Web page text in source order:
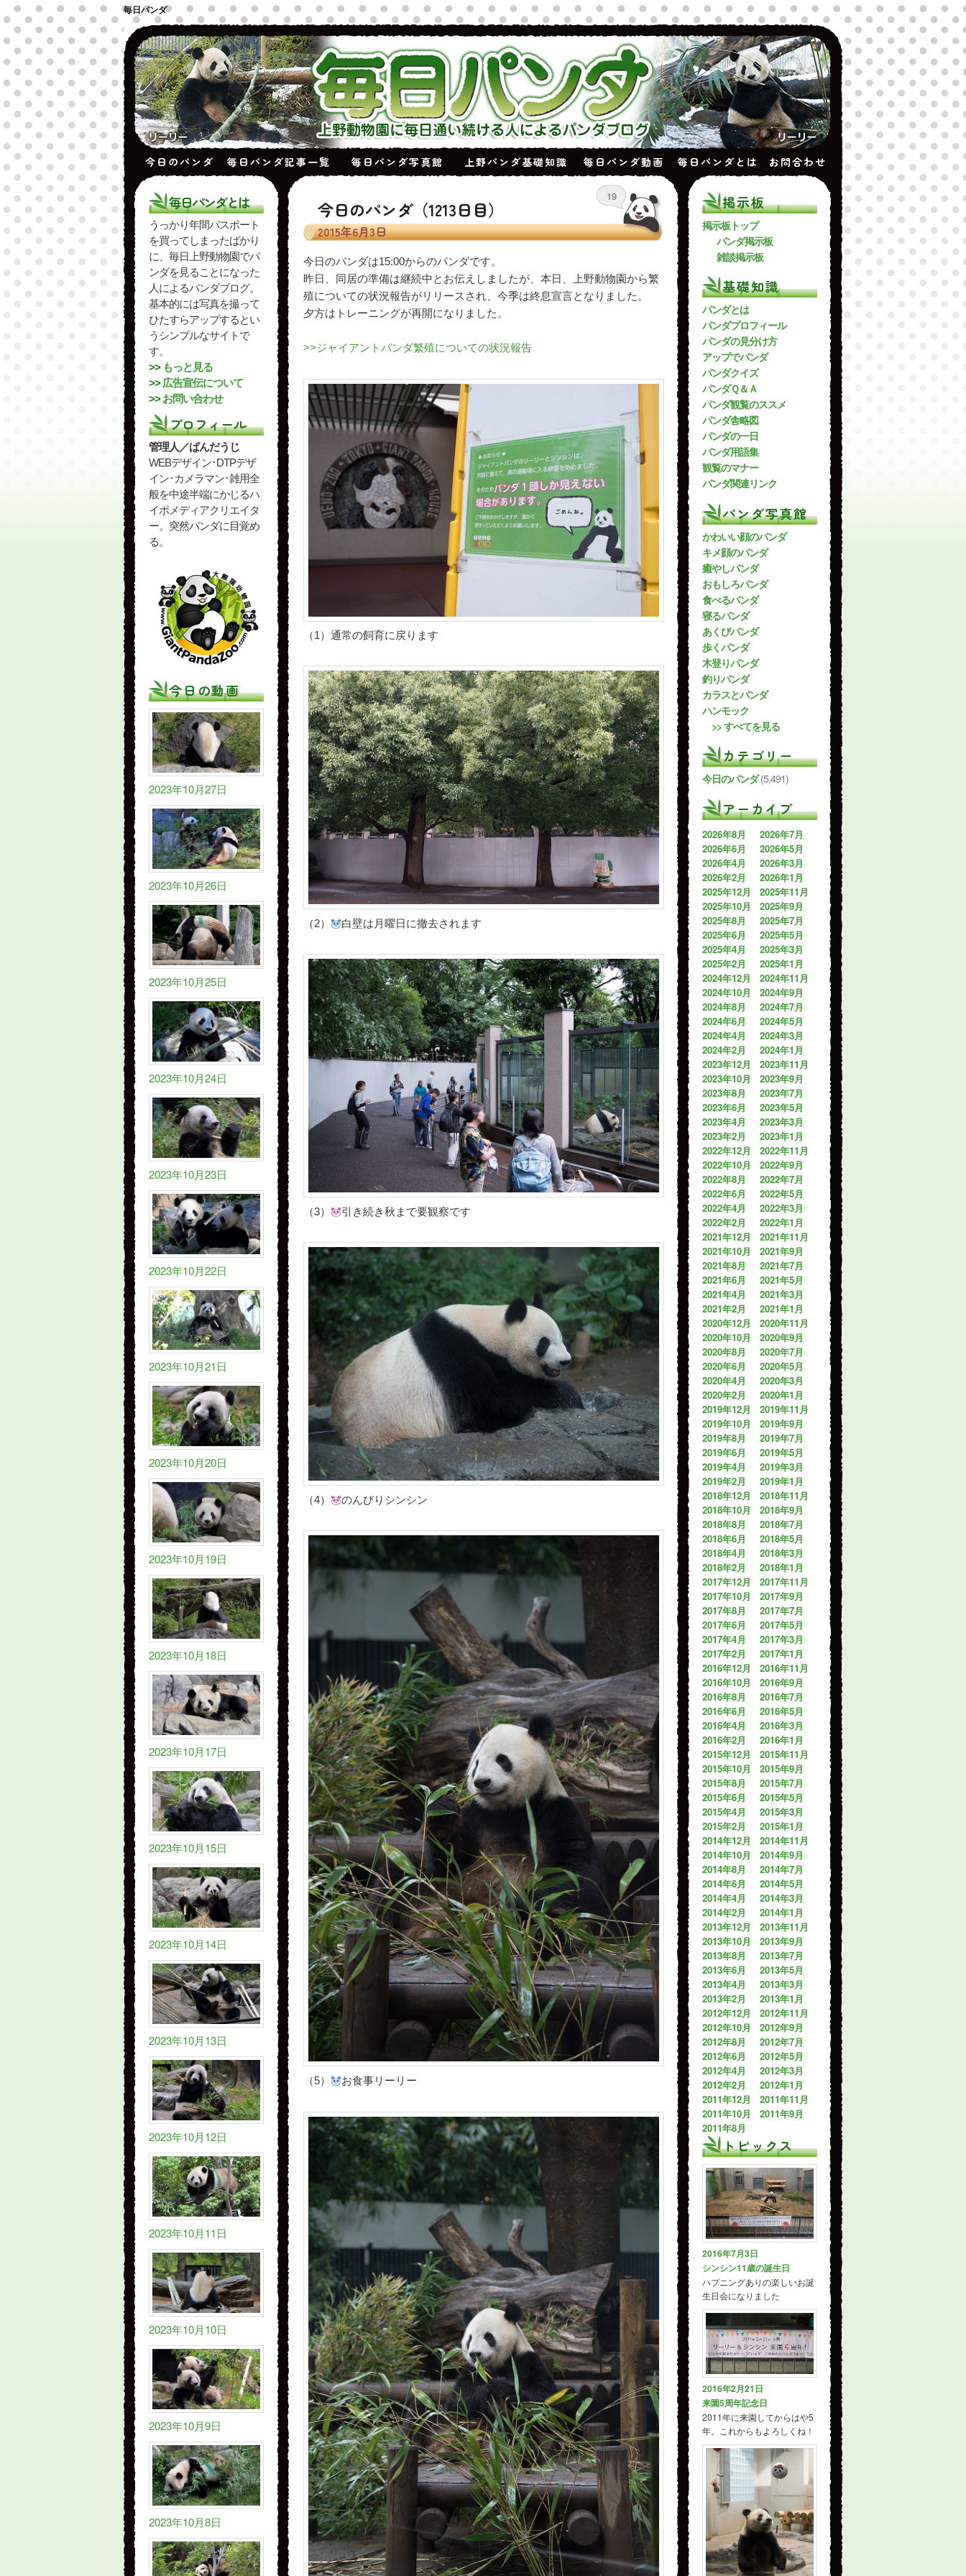
毎日パンダ
今日のパンダ 毎日パンダ記事一覧 毎日パンダ写真館 上野パンダ基礎知識 毎日パンダ動画 毎日パンダとは お問合わせ
毎日パンダとは
うっかり年間パスポート
を買ってしまったばかり
に、毎日上野動物園でパ
ンダを見ることになった
人によるパンダブログ。
基本的には写真を撮って
ひたすらアップするとい
うシンプルなサイトで
す。
>> もっと見る
>>広告宣伝について
>>お問い合わせ
プロフィール
管理人／ぱんだうじ
WEBデザイン･DTPデザ
イン･カメラマン･雑用全
般を中途半端にかじるハ
イポメディアクリエイタ
ー。突然パンダに目覚め
る。
今日の動画
2023年10月27日
2023年10月26日
2023年10月25日
2023年10月24日
2023年10月23日
2023年10月22日
2023年10月21日
2023年10月20日
2023年10月19日
2023年10月18日
2023年10月17日
2023年10月15日
2023年10月14日
2023年10月13日
2023年10月12日
2023年10月11日
2023年10月10日
2023年10月9日
2023年10月8日
今日のパンダ（1213日目）
2015年6月3日
19
今日のパンダは15:00からのパンダです。
昨日、同居の準備は継続中とお伝えしましたが、本日、上野動物園から繁
殖についての状況報告がリリースされ、今季は終息宣言となりました。
夕方はトレーニングが再開になりました。
>>ジャイアントパンダ繁殖についての状況報告
（1）通常の飼育に戻ります
（2） 白壁は月曜日に撤去されます
（3） 引き続き秋まで要観察です
（4） のんびりシンシン
（5） お食事リーリー
掲示板
掲示板トップ
パンダ掲示板
雑談掲示板
基礎知識
パンダとは
パンダプロフィール
パンダの見分け方
アップでパンダ
パンダクイズ
パンダＱ＆Ａ
パンダ観覧のススメ
パンダ舎略図
パンダの一日
パンダ用語集
観覧のマナー
パンダ関連リンク
パンダ写真館
かわいい顔のパンダ
キメ顔のパンダ
癒やしパンダ
おもしろパンダ
食べるパンダ
寝るパンダ
あくびパンダ
歩くパンダ
木登りパンダ
釣りパンダ
カラスとパンダ
ハンモック
>> すべてを見る
カテゴリー
今日のパンダ(5,491)
アーカイブ
2026年8月
2026年7月
2026年6月
2026年5月
2026年4月
2026年3月
2026年2月
2026年1月
2025年12月
2025年11月
2025年10月
2025年9月
2025年8月
2025年7月
2025年6月
2025年5月
2025年4月
2025年3月
2025年2月
2025年1月
2024年12月
2024年11月
2024年10月
2024年9月
2024年8月
2024年7月
2024年6月
2024年5月
2024年4月
2024年3月
2024年2月
2024年1月
2023年12月
2023年11月
2023年10月
2023年9月
2023年8月
2023年7月
2023年6月
2023年5月
2023年4月
2023年3月
2023年2月
2023年1月
2022年12月
2022年11月
2022年10月
2022年9月
2022年8月
2022年7月
2022年6月
2022年5月
2022年4月
2022年3月
2022年2月
2022年1月
2021年12月
2021年11月
2021年10月
2021年9月
2021年8月
2021年7月
2021年6月
2021年5月
2021年4月
2021年3月
2021年2月
2021年1月
2020年12月
2020年11月
2020年10月
2020年9月
2020年8月
2020年7月
2020年6月
2020年5月
2020年4月
2020年3月
2020年2月
2020年1月
2019年12月
2019年11月
2019年10月
2019年9月
2019年8月
2019年7月
2019年6月
2019年5月
2019年4月
2019年3月
2019年2月
2019年1月
2018年12月
2018年11月
2018年10月
2018年9月
2018年8月
2018年7月
2018年6月
2018年5月
2018年4月
2018年3月
2018年2月
2018年1月
2017年12月
2017年11月
2017年10月
2017年9月
2017年8月
2017年7月
2017年6月
2017年5月
2017年4月
2017年3月
2017年2月
2017年1月
2016年12月
2016年11月
2016年10月
2016年9月
2016年8月
2016年7月
2016年6月
2016年5月
2016年4月
2016年3月
2016年2月
2016年1月
2015年12月
2015年11月
2015年10月
2015年9月
2015年8月
2015年7月
2015年6月
2015年5月
2015年4月
2015年3月
2015年2月
2015年1月
2014年12月
2014年11月
2014年10月
2014年9月
2014年8月
2014年7月
2014年6月
2014年5月
2014年4月
2014年3月
2014年2月
2014年1月
2013年12月
2013年11月
2013年10月
2013年9月
2013年8月
2013年7月
2013年6月
2013年5月
2013年4月
2013年3月
2013年2月
2013年1月
2012年12月
2012年11月
2012年10月
2012年9月
2012年8月
2012年7月
2012年6月
2012年5月
2012年4月
2012年3月
2012年2月
2012年1月
2011年12月
2011年11月
2011年10月
2011年9月
2011年8月
トピックス
2016年7月3日
シンシン11歳の誕生日
ハプニングありの楽しいお誕
生日会になりました
2016年2月21日
来園5周年記念日
2011年に来園してからはや5
年。これからもよろしくね！